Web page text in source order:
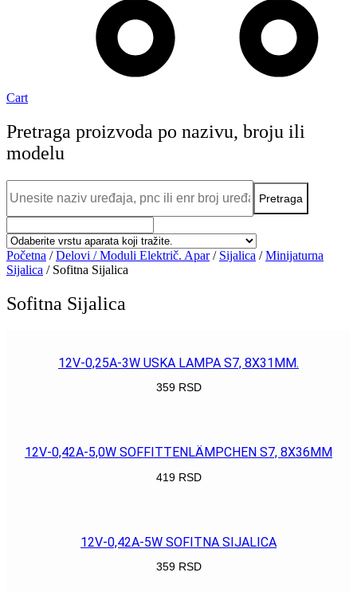
Cart
Pretraga proizvoda po nazivu, broju ili
modelu
Početna /Delovi / Moduli Električ. Apar/ Sijalica /Minijaturna
Sijalica / Sofitna Sijalica
Sofitna Sijalica
12V-0,25A-3W USKA LAMPA S7, 8X31MM.
359 RSD
12V-0,42A-5,0W SOFFITTENLÄMPCHEN S7, 8X36MM
419 RSD
12V-0,42A-5W SOFITNA SIJALICA
359 RSD